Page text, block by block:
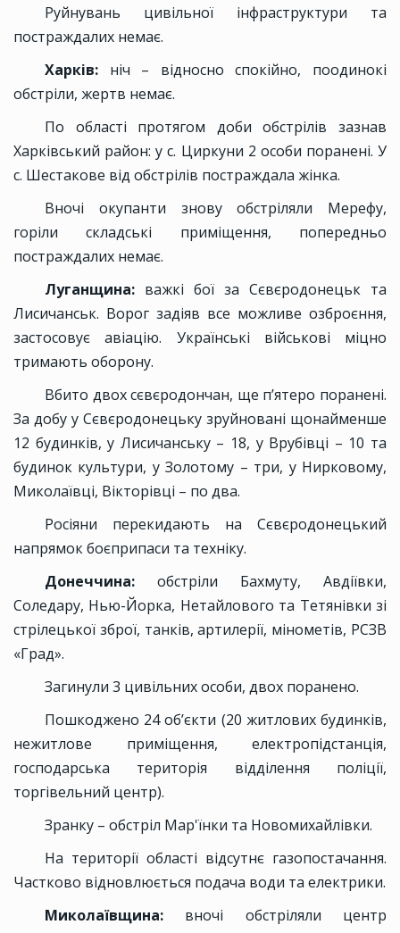
Руйнувань цивільної інфраструктури та
постраждалих немає.
Харків: ніч – відносно спокійно, поодинокі
обстріли, жертв немає.
По області протягом доби обстрілів зазнав
Харківський район: у с. Циркуни 2 особи поранені. У
с. Шестакове від обстрілів постраждала жінка.
Вночі окупанти знову обстріляли Мерефу,
горіли складські приміщення, попередньо
постраждалих немає.
Луганщина: важкі бої за Сєвєродонецьк та
Лисичанськ. Ворог задіяв все можливе озброєння,
застосовує авіацію. Українські військові міцно
тримають оборону.
Вбито двох сєвєродончан, ще п’ятеро поранені.
За добу у Сєвєродонецьку зруйновані щонайменше
12 будинків, у Лисичанську – 18, у Врубівці – 10 та
будинок культури, у Золотому – три, у Нирковому,
Миколаївці, Вікторівці – по два.
Росіяни перекидають на Сєвєродонецький
напрямок боєприпаси та техніку.
Донеччина: обстріли Бахмуту, Авдіївки,
Соледару, Нью-Йорка, Нетайлового та Тетянівки зі
стрілецької зброї, танків, артилерії, мінометів, РСЗВ
«Град».
Загинули 3 цивільних особи, двох поранено.
Пошкоджено 24 об’єкти (20 житлових будинків,
нежитлове приміщення, електропідстанція,
господарська територія відділення поліції,
торгівельний центр).
Зранку – обстріл Мар'їнки та Новомихайлівки.
На території області відсутнє газопостачання.
Частково відновлюється подача води та електрики.
Миколаївщина: вночі обстріляли центр